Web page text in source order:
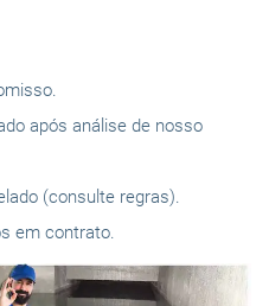
após análise de nosso
(consulte regras).
em contrato.